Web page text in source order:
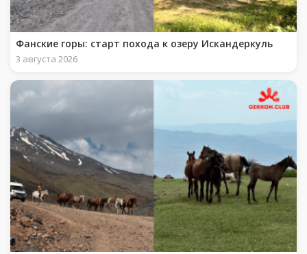
Фанские горы: старт похода к озеру Искандеркуль
3 августа 2026